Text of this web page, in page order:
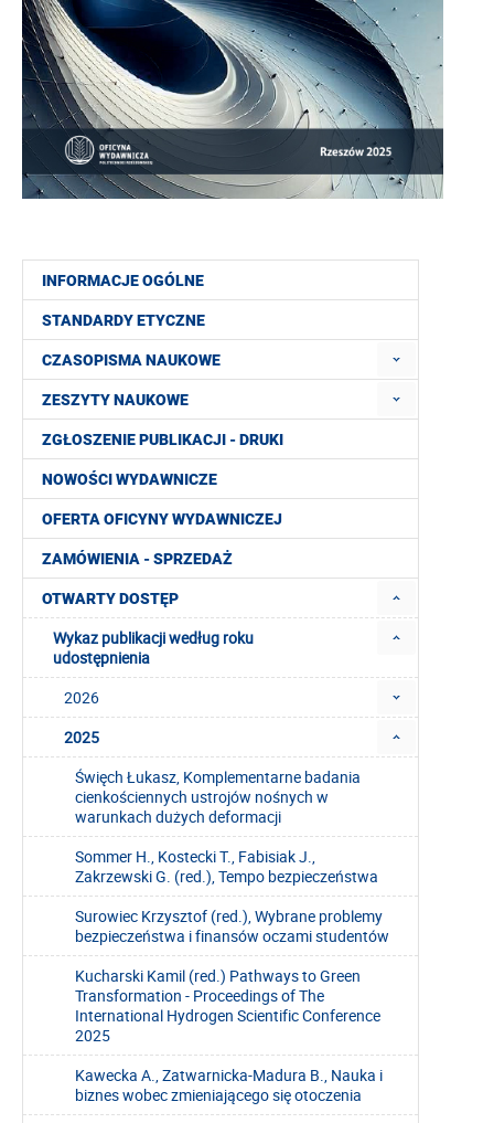
INFORMACJE OGÓLNE
STANDARDY ETYCZNE
CZASOPISMA NAUKOWE
ZESZYTY NAUKOWE
ZGŁOSZENIE PUBLIKACJI - DRUKI
NOWOŚCI WYDAWNICZE
OFERTA OFICYNY WYDAWNICZEJ
ZAMÓWIENIA - SPRZEDAŻ
OTWARTY DOSTĘP
Wykaz publikacji według roku
udostępnienia
2026
2025
Święch Łukasz, Komplementarne badania
cienkościennych ustrojów nośnych w
warunkach dużych deformacji
Sommer H., Kostecki T., Fabisiak J.,
Zakrzewski G. (red.), Tempo bezpieczeństwa
Surowiec Krzysztof (red.), Wybrane problemy
bezpieczeństwa i finansów oczami studentów
Kucharski Kamil (red.) Pathways to Green
Transformation - Proceedings of The
International Hydrogen Scientific Conference
2025
Kawecka A., Zatwarnicka-Madura B., Nauka i
biznes wobec zmieniającego się otoczenia